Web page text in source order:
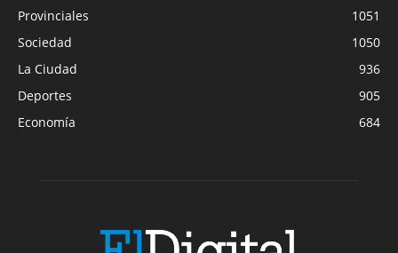
Provinciales
1051
Sociedad
1050
La Ciudad
936
Deportes
905
Economía
684